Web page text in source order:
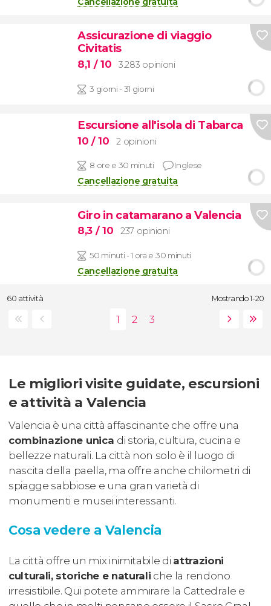
Assicurazione di viaggio
Civitatis
8,1 / 10 3.283 opinioni
3 giorni - 31 giorni
Escursione all'isola di Tabarca
10 / 10 2 opinioni
8 ore e 30 minuti Inglese
Cancellazione gratuita
Giro in catamarano a Valencia
8,3 / 10 237 opinioni
50 minuti - 1 ora e 30 minuti
Cancellazione gratuita
60 attività Mostrando 1-20
Le migliori visite guidate, escursioni
e attività a Valencia
Valencia è una città affascinante che offre una
combinazione unica di storia, cultura, cucina e
bellezze naturali. La città non solo è il luogo di
nascita della paella, ma offre anche chilometri di
spiagge sabbiose e una gran varietà di
monumenti e musei interessanti.
Cosa vedere a Valencia
La città offre un mix inimitabile di attrazioni
culturali, storiche e naturali che la rendono
irresistibile. Qui potete ammirare la Cattedrale e